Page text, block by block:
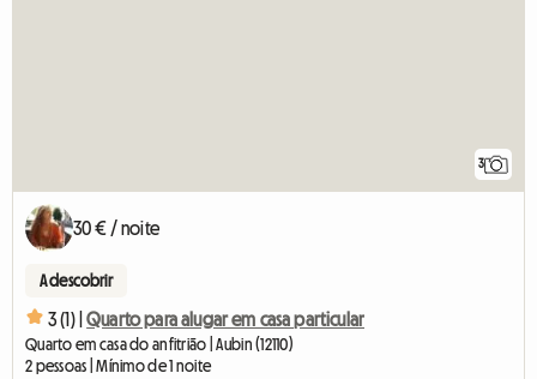
3
30 € / noite
A descobrir
3 (1) | Quarto para alugar em casa particular
Quarto em casa do anfitrião | Aubin (12110)
2 pessoas | Mínimo de 1 noite